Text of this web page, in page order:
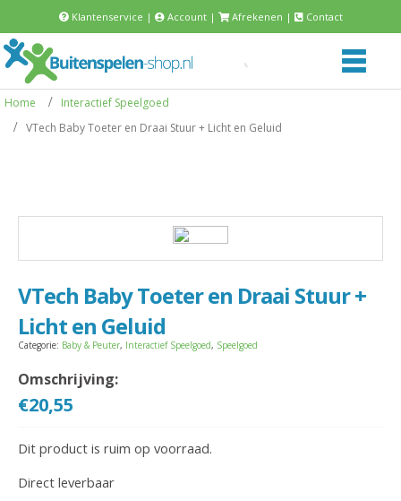
Klantenservice | Account| Afrekenen | Contact
Home
Interactief Speelgoed
VTech Baby Toeter en Draai Stuur + Licht en Geluid
VTech Baby Toeter en Draai Stuur +
Licht en Geluid
Categorie: Baby & Peuter, Interactief Speelgoed, Speelgoed
Omschrijving:
€20,55
Dit product is ruim op voorraad.
Direct leverbaar